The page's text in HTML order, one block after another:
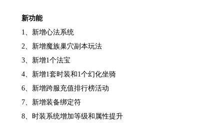
新功能
1、新增心法系统
2、新增魔族巢穴副本玩法
3、新增1个法宝
4、新增1套时装和1个幻化坐骑
6、新增跨服充值排行榜活动
7、新增装备绑定符
8、时装系统增加等级和属性提升